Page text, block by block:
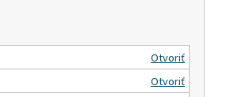
Otvoriť
Otvoriť